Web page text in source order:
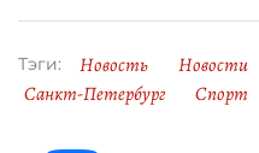
Тэги: Новость Новости
Санкт-Петербург
Спорт